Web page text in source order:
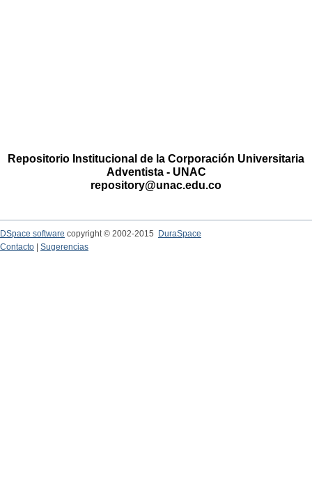
Repositorio Institucional de la Corporación Universitaria
Adventista - UNAC
repository@unac.edu.co
DSpace software copyright © 2002-2015
DuraSpace
Contacto
Sugerencias